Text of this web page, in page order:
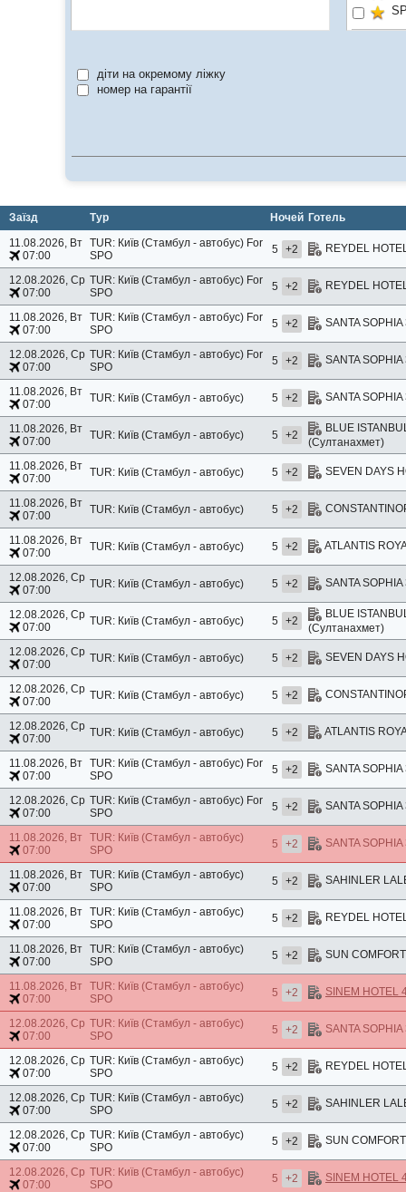
діти на окремому ліжку
номер на гарантії
Заїзд Тур Ночей Готель
11.08.2026, Вт
07:00
TUR: Київ (Стамбул - автобус) For
SPO
5 +2 REYDEL
12.08.2026, Ср
07:00
TUR: Київ (Стамбул - автобус) For
SPO
5 +2 REYDEL
11.08.2026, Вт
07:00
TUR: Київ (Стамбул - автобус) For
SPO
5 +2 SANTA
12.08.2026, Ср
07:00
TUR: Київ (Стамбул - автобус) For
SPO
5 +2 SANTA
11.08.2026, Вт
07:00
TUR: Київ (Стамбул - автобус) 5 +2 SANTA
11.08.2026, Вт
07:00
TUR: Київ (Стамбул - автобус) 5 +2
BLUE
(Султанахмет)
11.08.2026, Вт
07:00
TUR: Київ (Стамбул - автобус) 5 +2 SEVEN DAYS
11.08.2026, Вт
07:00
TUR: Київ (Стамбул - автобус) 5 +2
11.08.2026, Вт
07:00
TUR: Київ (Стамбул - автобус) 5 +2 ATLANTIS
12.08.2026, Ср
07:00
TUR: Київ (Стамбул - автобус) 5 +2 SANTA
12.08.2026, Ср
07:00
TUR: Київ (Стамбул - автобус) 5 +2
BLUE
(Султанахмет)
12.08.2026, Ср
07:00
TUR: Київ (Стамбул - автобус) 5 +2 SEVEN DAYS
12.08.2026, Ср
07:00
TUR: Київ (Стамбул - автобус) 5 +2
12.08.2026, Ср
07:00
TUR: Київ (Стамбул - автобус) 5 +2 ATLANTIS
11.08.2026, Вт
07:00
TUR: Київ (Стамбул - автобус) For
SPO
5 +2 SANTA
12.08.2026, Ср
07:00
TUR: Київ (Стамбул - автобус) For
SPO
5 +2 SANTA
11.08.2026, Вт
07:00
TUR: Київ (Стамбул - автобус)
SPO
5 +2 SANTA
11.08.2026, Вт
07:00
TUR: Київ (Стамбул - автобус)
SPO
5 +2 SAHINLER
11.08.2026, Вт
07:00
TUR: Київ (Стамбул - автобус)
SPO
5 +2 REYDEL
11.08.2026, Вт
07:00
TUR: Київ (Стамбул - автобус)
SPO
5 +2 SUN
11.08.2026, Вт
07:00
TUR: Київ (Стамбул - автобус)
SPO
5 +2 SINEM HOTEL
12.08.2026, Ср
07:00
TUR: Київ (Стамбул - автобус)
SPO
5 +2 SANTA
12.08.2026, Ср
07:00
TUR: Київ (Стамбул - автобус)
SPO
5 +2 REYDEL
12.08.2026, Ср
07:00
TUR: Київ (Стамбул - автобус)
SPO
5 +2 SAHINLER
12.08.2026, Ср
07:00
TUR: Київ (Стамбул - автобус)
SPO
5 +2 SUN
12.08.2026, Ср
07:00
TUR: Київ (Стамбул - автобус)
SPO
5 +2 SINEM HOTEL